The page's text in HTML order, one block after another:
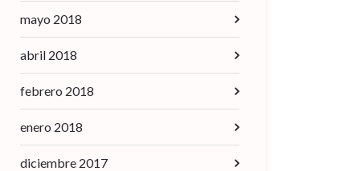
mayo 2018
abril 2018
febrero 2018
enero 2018
diciembre 2017